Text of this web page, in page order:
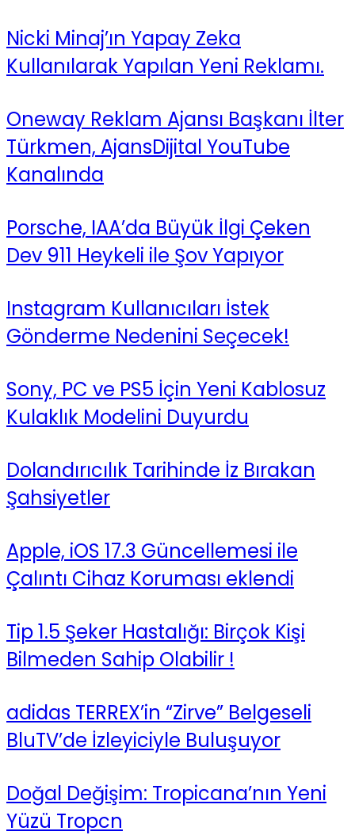
Nicki Minaj’ın Yapay Zeka
Kullanılarak Yapılan Yeni Reklamı.
Oneway Reklam Ajansı Başkanı İlter
Türkmen, AjansDijital YouTube
Kanalında
Porsche, IAA’da Büyük İlgi Çeken
Dev 911 Heykeli ile Şov Yapıyor
Instagram Kullanıcıları İstek
Gönderme Nedenini Seçecek!
Sony, PC ve PS5 İçin Yeni Kablosuz
Kulaklık Modelini Duyurdu
Dolandırıcılık Tarihinde İz Bırakan
Şahsiyetler
Apple, iOS 17.3 Güncellemesi ile
Çalıntı Cihaz Koruması eklendi
Tip 1.5 Şeker Hastalığı: Birçok Kişi
Bilmeden Sahip Olabilir !
adidas TERREX’in “Zirve” Belgeseli
BluTV’de İzleyiciyle Buluşuyor
Doğal Değişim: Tropicana’nın Yeni
Yüzü Tropcn